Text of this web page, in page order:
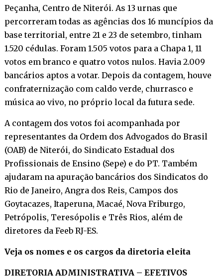
Peçanha, Centro de Niterói. As 13 urnas que
percorreram todas as agências dos 16 muncípios da
base territorial, entre 21 e 23 de setembro, tinham
1.520 cédulas. Foram 1.505 votos para a Chapa 1, 11
votos em branco e quatro votos nulos. Havia 2.009
bancários aptos a votar. Depois da contagem, houve
confraternização com caldo verde, churrasco e
música ao vivo, no próprio local da futura sede.
A contagem dos votos foi acompanhada por
representantes da Ordem dos Advogados do Brasil
(OAB) de Niterói, do Sindicato Estadual dos
Profissionais de Ensino (Sepe) e do PT. Também
ajudaram na apuração bancários dos Sindicatos do
Rio de Janeiro, Angra dos Reis, Campos dos
Goytacazes, Itaperuna, Macaé, Nova Friburgo,
Petrópolis, Teresópolis e Três Rios, além de
diretores da Feeb RJ-ES.
Veja os nomes e os cargos da diretoria eleita
DIRETORIA ADMINISTRATIVA – EFETIVOS